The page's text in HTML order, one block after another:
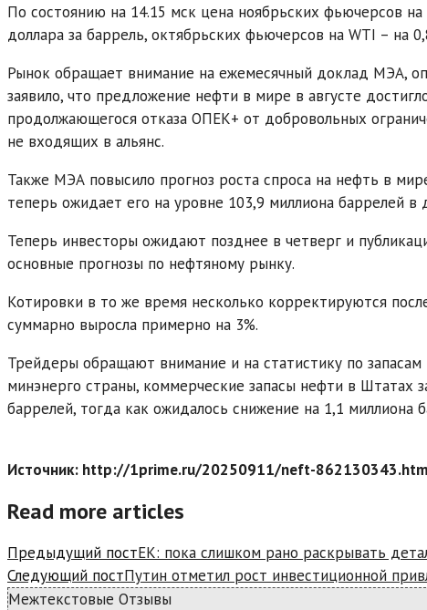
По состоянию на 14.15 мск цена ноябрьских фьючерсов
доллара за баррель, октябрьских фьючерсов на WTI – на
Рынок обращает внимание на ежемесячный доклад МЭА,
заявило, что предложение нефти в мире в августе
продолжающегося отказа ОПЕК+ от добровольных
не входящих в альянс.
Также МЭА повысило прогноз роста спроса на нефть в
теперь ожидает его на уровне 103,9 миллиона баррелей в
Теперь инвесторы ожидают позднее в четверг и
основные прогнозы по нефтяному рынку.
Котировки в то же время несколько корректируются
суммарно выросла примерно на 3%.
Трейдеры обращают внимание и на статистику по
минэнерго страны, коммерческие запасы нефти в Штатах
баррелей, тогда как ожидалось снижение на 1,1 миллиона
Источник: http://1prime.ru/20250911/neft-
Read more articles
Предыдущий постЕК: пока слишком рано раскрывать
Следующий постПутин отметил рост инвестиционной
Межтекстовые Отзывы